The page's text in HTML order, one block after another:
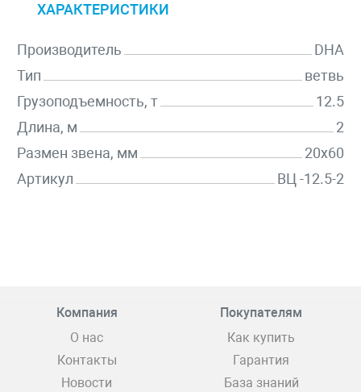
ХАРАКТЕРИСТИКИ
Производитель
DHA
Тип
ветвь
Грузоподъемность, т
12.5
Длина, м
2
Размен звена, мм
20х60
Артикул
ВЦ -12.5-2
Компания
О нас
Контакты
Новости
Покупателям
Как купить
Гарантия
База знаний